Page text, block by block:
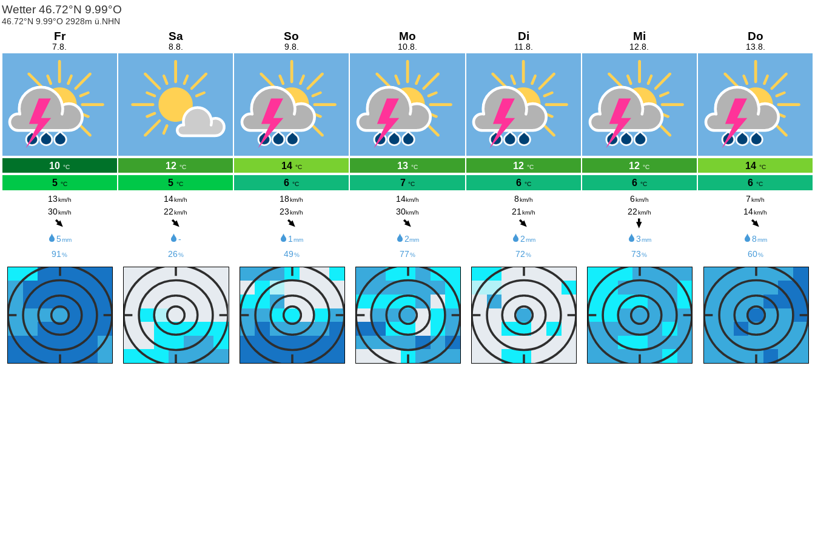
Wetter 46.72°N 9.99°O
46.72°N 9.99°O 2928m ü.NHN
Fr
7.8.
10 °C
5 °C
13km/h
30km/h
5mm
91 %
Sa
8.8.
12 °C
5 °C
14km/h
22km/h
-
26%
So
9.8.
14 °C
6 °C
18km/h
23 km/h
1 mm
49%
Mo
10.8.
13 °C
7 °C
14km/h
30km/h
2mm
77%
Di
11.8.
12 °C
6 °C
8km/h
21 km/h
2mm
72%
Mi
12.8.
12 °C
6 °C
6km/h
22km/h
3mm
73 %
Do
13.8.
14 °C
6 °C
7km/h
14km/h
8mm
60%